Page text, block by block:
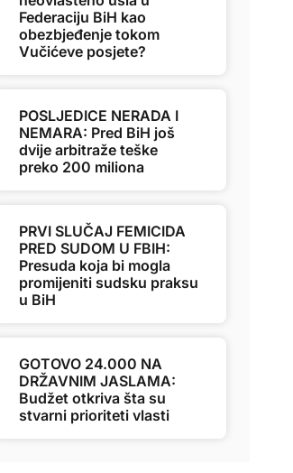
Federaciju BiH kao
obezbjeđenje tokom
Vučićeve posjete?
POSLJEDICE NERADA I
NEMARA: Pred BiH još
dvije arbitraže teške
preko 200 miliona
PRVI SLUČAJ FEMICIDA
PRED SUDOM U FBIH:
Presuda koja bi mogla
promijeniti sudsku praksu
u BiH
GOTOVO 24.000 NA
DRŽAVNIM JASLAMA:
Budžet otkriva šta su
stvarni prioriteti vlasti